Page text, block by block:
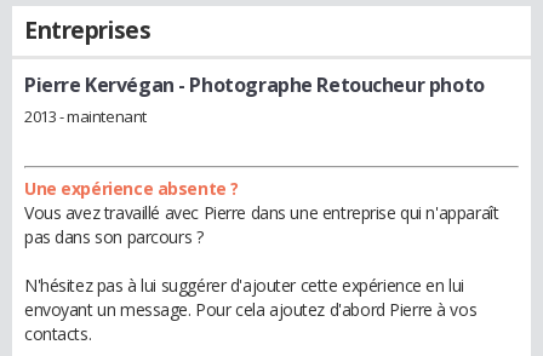
Entreprises
Pierre Kervégan - Photographe Retoucheur photo
2013 - maintenant
Une expérience absente ?
Vous avez travaillé avec Pierre dans une entreprise qui n'apparaît
pas dans son parcours ?
N'hésitez pas à lui suggérer d'ajouter cette expérience en lui
envoyant un message. Pour cela ajoutez d'abord Pierre à vos
contacts.